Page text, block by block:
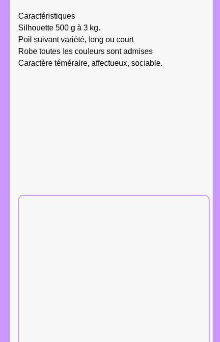
Caractéristiques
Silhouette 500 g à 3 kg.
Poil suivant variété, long ou court
Robe toutes les couleurs sont admises
Caractère téméraire, affectueux, sociable.